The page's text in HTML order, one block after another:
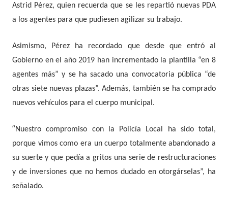
Astrid Pérez, quien recuerda que se les repartió nuevas PDA
a los agentes para que pudiesen agilizar su trabajo.
Asimismo, Pérez ha recordado que desde que entró al
Gobierno en el año 2019 han incrementado la plantilla “en 8
agentes más” y se ha sacado una convocatoria pública “de
otras siete nuevas plazas”. Además, también se ha comprado
nuevos vehículos para el cuerpo municipal.
“Nuestro compromiso con la Policía Local ha sido total,
porque vimos como era un cuerpo totalmente abandonado a
su suerte y que pedía a gritos una serie de restructuraciones
y de inversiones que no hemos dudado en otorgárselas”, ha
señalado.